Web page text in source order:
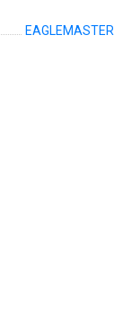
EAGLEMASTER